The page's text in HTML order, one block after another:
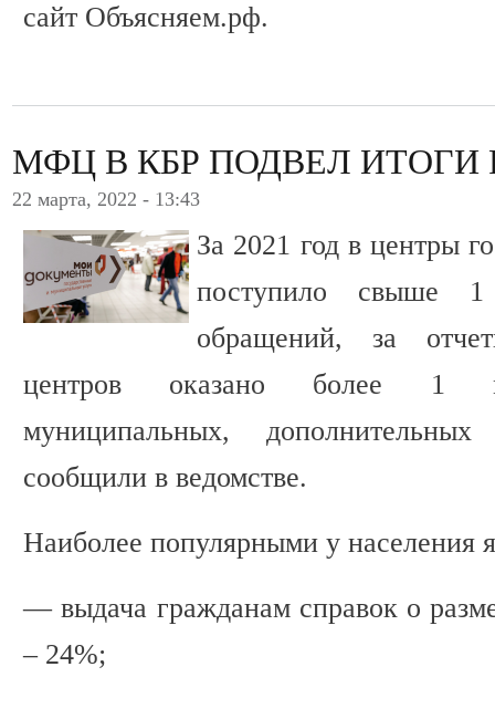
сайт Объясняем.рф.
МФЦ В КБР ПОДВЕЛ ИТОГИ
22 марта, 2022 - 13:43
За 2021 год в центры
поступило свыше
обращений, за
центров оказано более 1
муниципальных,
сообщили в ведомстве.
Наиболее популярными у населения
— выдача гражданам справок о
– 24%;